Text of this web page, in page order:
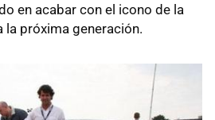
en acabar con el icono de la
la próxima generación.